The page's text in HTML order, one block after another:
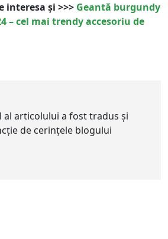
interesa și >>> Geantă burgundy
– cel mai trendy accesoriu de
al articolului a fost tradus și
de cerințele blogului